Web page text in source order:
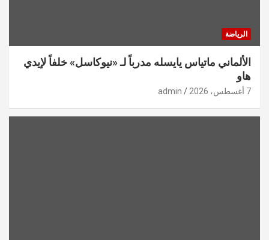
الرياضة
الألماني ماتياس يايسله مدرباً لـ «نيوكاسل» خلفاً لإيدي
هاو
7 أغسطس، 2026 admin